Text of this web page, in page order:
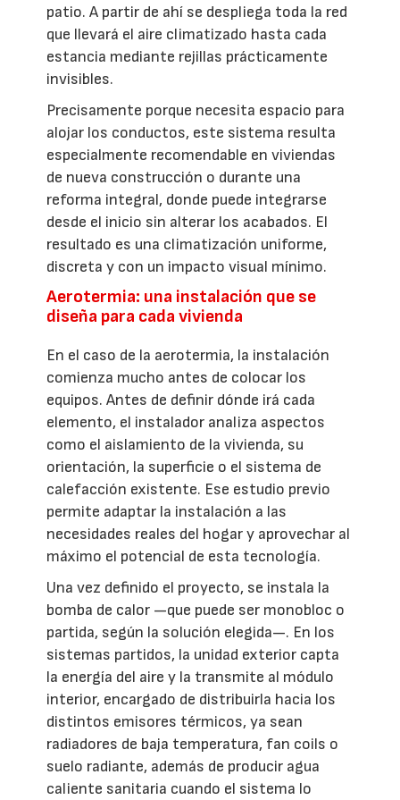
patio. A partir de ahí se despliega toda la red
que llevará el aire climatizado hasta cada
estancia mediante rejillas prácticamente
invisibles.
Precisamente porque necesita espacio para
alojar los conductos, este sistema resulta
especialmente recomendable en viviendas
de nueva construcción o durante una
reforma integral, donde puede integrarse
desde el inicio sin alterar los acabados. El
resultado es una climatización uniforme,
discreta y con un impacto visual mínimo.
Aerotermia: una instalación que se
diseña para cada vivienda
En el caso de la aerotermia, la instalación
comienza mucho antes de colocar los
equipos. Antes de definir dónde irá cada
elemento, el instalador analiza aspectos
como el aislamiento de la vivienda, su
orientación, la superficie o el sistema de
calefacción existente. Ese estudio previo
permite adaptar la instalación a las
necesidades reales del hogar y aprovechar al
máximo el potencial de esta tecnología.
Una vez definido el proyecto, se instala la
bomba de calor —que puede ser monobloc o
partida, según la solución elegida—. En los
sistemas partidos, la unidad exterior capta
la energía del aire y la transmite al módulo
interior, encargado de distribuirla hacia los
distintos emisores térmicos, ya sean
radiadores de baja temperatura, fan coils o
suelo radiante, además de producir agua
caliente sanitaria cuando el sistema lo